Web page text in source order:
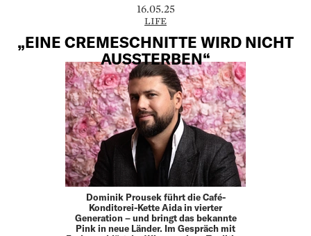
16.05.25
LIFE
„EINE CREMESCHNITTE WIRD NICHT
AUSSTERBEN“
Dominik Prousek führt die Café-
Konditorei-Kette Aida in vierter
Generation – und bringt das bekannte
Pink in neue Länder. Im Gespräch mit